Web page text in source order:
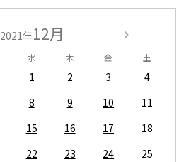
2021年12月
水 木 金 土
1 2 3
4
8 9 10
11
15 16 17
18
22 23 24
25